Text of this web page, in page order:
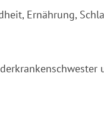
Ernährung,